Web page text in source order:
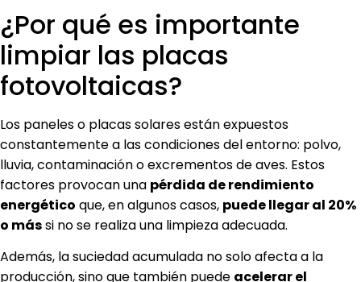
¿Por qué es importante
limpiar las placas
fotovoltaicas?
Los paneles o placas solares están expuestos
constantemente a las condiciones del entorno: polvo,
lluvia, contaminación o excrementos de aves. Estos
factores provocan una pérdida de rendimiento
energético que, en algunos casos, puede llegar al 20%
o mássi no se realiza una limpieza adecuada.
Además, la suciedad acumulada no solo afecta a la
producción, sino que también puede acelerar el